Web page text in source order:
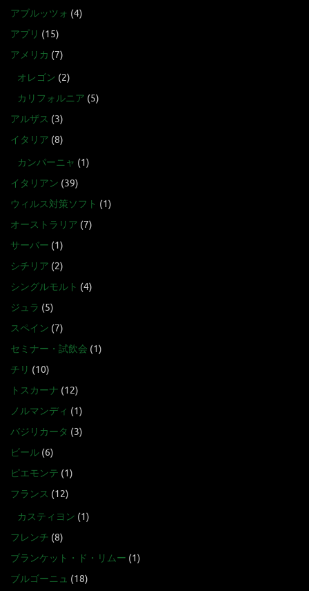
アブルッツォ (4)
アプリ (15)
アメリカ (7)
オレゴン (2)
カリフォルニア (5)
アルザス (3)
イタリア (8)
カンパーニャ (1)
イタリアン (39)
ウィルス対策ソフト (1)
オーストラリア (7)
サーバー (1)
シチリア (2)
シングルモルト (4)
ジュラ (5)
スペイン (7)
セミナー・試飲会 (1)
チリ (10)
トスカーナ (12)
ノルマンディ (1)
バジリカータ (3)
ビール (6)
ピエモンテ (1)
フランス (12)
カスティヨン (1)
フレンチ (8)
ブランケット・ド・リムー (1)
ブルゴーニュ (18)